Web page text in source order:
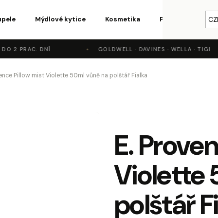
Mýdlové kytice Kosmetika Parfémy a vůně
2 PRAC. DNÍ GOLDWELL · DAVINES · WELLA · TIGI
Pillow mist Violette 50ml vůně na polštář Fialka
E.
Violette
polštář
potřebujete najít?